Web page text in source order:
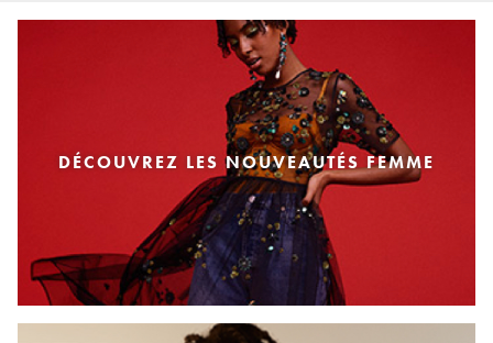
DÉCOUVREZ LES NOUVEAUTÉS FEMME